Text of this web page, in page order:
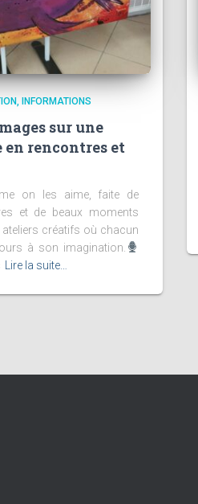
INFORMATIONS
sur une
en rencontres et
on les aime, faite de
et de beaux moments
ateliers créatifs où chacun
à son imagination.
Lire la suite…